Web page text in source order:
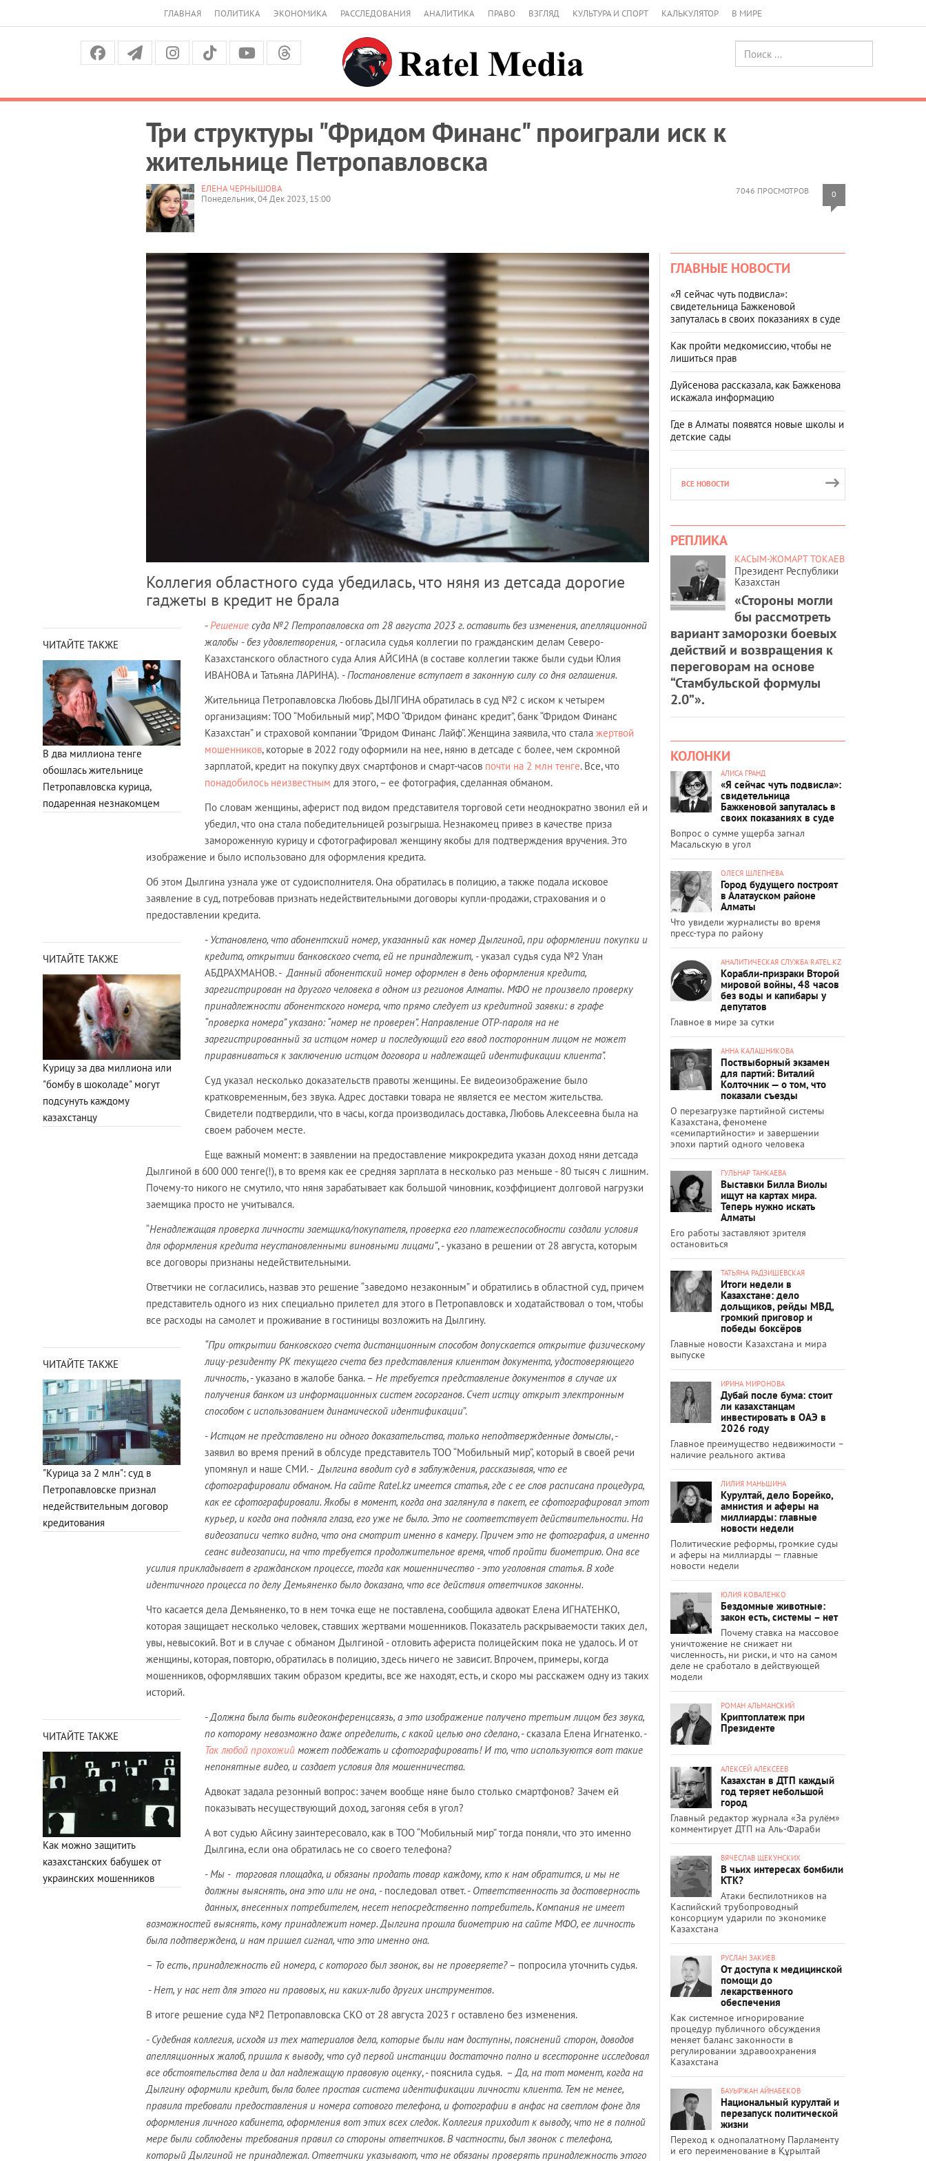
ГЛАВНАЯ ПОЛИТИКА ЭКОНОМИКА РАССЛЕДОВАНИЯ АНАЛИТИКА ПРАВО ВЗГЛЯД КУЛЬТУРА И СПОРТ КАЛЬКУЛЯТОР В МИРЕ
Три структуры "Фридом Финанс" проиграли иск к
жительнице Петропавловска
7046 ПРОСМОТРОВ 0
ЕЛЕНА ЧЕРНЫШОВА
Понедельник, 04 Дек 2023, 15:00
Коллегия областного суда убедилась, что няня из детсада дорогие
гаджеты в кредит не брала
ЧИТАЙТЕ ТАКЖЕ
В два миллиона тенге
обошлась жительнице
Петропавловска курица,
подаренная незнакомцем
-Решение суда №2 Петропавловска от 28 августа 2023 г. оставить без изменения, апелляционной
жалобы - без удовлетворения, -огласила судья коллегии по гражданским делам Северо-
Казахстанского областного суда Алия АЙСИНА (в составе коллегии также были судьи Юлия
ИВАНОВА и Татьяна ЛАРИНА). - Постановление вступает в законную силу со дня оглашения.
Жительница Петропавловска Любовь ДЫЛГИНА обратилась в суд №2 с иском к четырем
организациям: ТОО “Мобильный мир”, МФО “Фридом финанс кредит”, банк “Фридом Финанс
Казахстан” и страховой компании “Фридом Финанс Лайф”. Женщина заявила, что стала жертвой
мошенников, которые в 2022 году оформили на нее, няню в детсаде с более, чем скромной
зарплатой, кредит на покупку двух смартфонов и смарт-часов почти на 2 млн тенге. Все, что
понадобилось неизвестным для этого, – ее фотография, сделанная обманом.
По словам женщины, аферист под видом представителя торговой сети неоднократно звонил ей и
убедил, что она стала победительницей розыгрыша. Незнакомец привез в качестве приза
замороженную курицу и сфотографировал женщину якобы для подтверждения вручения. Это
изображение и было использовано для оформления кредита.
Об этом Дылгина узнала уже от судоисполнителя. Она обратилась в полицию, а также подала исковое
заявление в суд, потребовав признать недействительными договоры купли-продажи, страхования и о
предоставлении кредита.
ЧИТАЙТЕ ТАКЖЕ
Курицу за два миллиона или
"бомбу в шоколаде" могут
подсунуть каждому
казахстанцу
- Установлено, что абонентский номер, указанный как номер Дылгиной, при оформлении покупки и
кредита, открытии банковского счета, ей не принадлежит, -указал судья суда №2 Улан
АБДРАХМАНОВ. - Данный абонентский номер оформлен в день оформления кредита,
зарегистрирован на другого человека в одном из регионов Алматы. МФО не произвело проверку
принадлежности абонентского номера, что прямо следует из кредитной заявки: в графе
“проверка номера” указано: “номер не проверен”. Направление ОТР-пароля на не
зарегистрированный за истцом номер и последующий его ввод посторонним лицом не может
приравниваться к заключению истцом договора и надлежащей идентификации клиента”.
Суд указал несколько доказательств правоты женщины. Ее видеоизображение было
кратковременным, без звука. Адрес доставки товара не является ее местом жительства.
Свидетели подтвердили, что в часы, когда производилась доставка, Любовь Алексеевна была на
своем рабочем месте.
Еще важный момент: в заявлении на предоставление микрокредита указан доход няни детсада
Дылгиной в 600 000 тенге(!), в то время как ее средняя зарплата в несколько раз меньше - 80 тысяч с лишним.
Почему-то никого не смутило, что няня зарабатывает как большой чиновник, коэффициент долговой нагрузки
заемщика просто не учитывался.
“Ненадлежащая проверка личности заемщика/покупателя, проверка его платежеспособности создали условия
для оформления кредита неустановленными виновными лицами”, - указано в решении от 28 августа, которым
все договоры признаны недействительными.
Ответчики не согласились, назвав это решение “заведомо незаконным” и обратились в областной суд, причем
представитель одного из них специально прилетел для этого в Петропавловск и ходатайствовал о том, чтобы
все расходы на самолет и проживание в гостиницы возложить на Дылгину.
ЧИТАЙТЕ ТАКЖЕ
"Курица за 2 млн": суд в
Петропавловске признал
недействительным договор
кредитования
“При открытии банковского счета дистанционным способом допускается открытие физическому
лицу-резиденту РК текущего счета без представления клиентом документа, удостоверяющего
личность, - указано в жалобе банка. – Не требуется представление документов в случае их
получения банком из информационных систем госорганов. Счет истцу открыт электронным
способом с использованием динамической идентификации”.
-Истцом не представлено ни одного доказательства, только неподтвержденные домыслы, -
заявил во время прений в облсуде представитель ТОО “Мобильный мир”, который в своей речи
упомянул и наше СМИ. -Дылгина вводит суд в заблуждения, рассказывая, что ее
сфотографировали обманом. На сайте Ratel.kz имеется статья, где с ее слов расписана процедура,
как ее сфотографировали. Якобы в момент, когда она заглянула в пакет, ее сфотографировал этот
курьер, и когда она подняла глаза, его уже не было. Это не соответствует действительности. На
видеозаписи четко видно, что она смотрит именно в камеру. Причем это не фотография, а именно
сеанс видеозаписи, на что требуется продолжительное время, чтоб пройти биометрию. Она все
усилия прикладывает в гражданском процессе, тогда как мошенничество - это уголовная статья. В ходе
идентичного процесса по делу Демьяненко было доказано, что все действия ответчиков законны.
Что касается дела Демьяненко, то в нем точка еще не поставлена, сообщила адвокат Елена ИГНАТЕНКО,
которая защищает несколько человек, ставших жертвами мошенников. Показатель раскрываемости таких дел,
увы, невысокий. Вот и в случае с обманом Дылгиной - отловить афериста полицейским пока не удалось. И от
женщины, которая, повторю, обратилась в полицию, здесь ничего не зависит. Впрочем, примеры, когда
мошенников, оформлявших таким образом кредиты, все же находят, есть, и скоро мы расскажем одну из таких
историй.
ЧИТАЙТЕ ТАКЖЕ
Как можно защитить
казахстанских бабушек от
украинских мошенников
-Должна была быть видеоконференцсвязь, а это изображение получено третьим лицом без звука,
по которому невозможно даже определить, с какой целью оно сделано, - сказала Елена Игнатенко. -
Так любой прохожий может подбежать и сфотографировать! И то, что используются вот такие
непонятные видео, и создает условия для мошенничества.
Адвокат задала резонный вопрос: зачем вообще няне было столько смартфонов? Зачем ей
показывать несуществующий доход, загоняя себя в угол?
А вот судью Айсину заинтересовало, как в ТОО “Мобильный мир” тогда поняли, что это именно
Дылгина, если она обратилась не со своего телефона?
-Мы - торговая площадка, и обязаны продать товар каждому, кто к нам обратится, и мы не
должны выяснять, она это или не она, - последовал ответ. - Ответственность за достоверность
данных, внесенных потребителем, несет непосредственно потребитель.Компания не имеет
возможностей выяснять, кому принадлежит номер. Дылгина прошла биометрию на сайте МФО, ее личность
была подтверждена, и нам пришел сигнал, что это именно она.
– То есть,принадлежность ей номера, с которого был звонок, вы не проверяете?– попросила уточнить судья.
-Нет, у нас нет для этого ни правовых, ни каких-либо других инструментов.
В итоге решение суда №2 Петропавловска СКО от 28 августа 2023 г оставлено без изменения.
- Судебная коллегия, исходя из тех материалов дела, которые были нам доступны, пояснений сторон, доводов
апелляционных жалоб, пришла к выводу, что суд первой инстанции достаточно полно и всесторонне исследовал
все обстоятельства дела и дал надлежащую правовую оценку, - пояснила судья. –Да, на тот момент, когда на
Дылгину оформили кредит, была более простая система идентификации личности клиента. Тем не менее,
правила требовали предоставления и номера сотового телефона, и фотографии в анфас на светлом фоне для
оформления личного кабинета, оформления вот этих всех следок. Коллегия приходит к выводу, что не в полной
мере были соблюдены требования правил со стороны ответчиков. В частности, был звонок с телефона,
который Дылгиной не принадлежал. Ответчики указывают, что не обязаны проверять принадлежность этого
ГЛАВНЫЕ НОВОСТИ
«Я сейчас чуть подвисла»:
свидетельница Бажкеновой
запуталась в своих показаниях в суде
Как пройти медкомиссию, чтобы не
лишиться прав
Дуйсенова рассказала, как Бажкенова
искажала информацию
Где в Алматы появятся новые школы и
детские сады
ВСЕ НОВОСТИ
РЕПЛИКА
КАСЫМ-ЖОМАРТ ТОКАЕВ
Президент Республики
Казахстан
«Стороны могли
бы рассмотреть
вариант заморозки боевых
действий и возвращения к
переговорам на основе
“Стамбульской формулы
2.0”».
КОЛОНКИ
АЛИСА ГРАНД
«Я сейчас чуть подвисла»:
свидетельница
Бажкеновой запуталась в
своих показаниях в суде
Вопрос о сумме ущерба загнал
Масальскую в угол
ОЛЕСЯ ШЛЕПНЕВА
Город будущего построят
в Алатауском районе
Алматы
Что увидели журналисты во время
пресс-тура по району
АНАЛИТИЧЕСКАЯ СЛУЖБА RATEL.KZ
Корабли-призраки Второй
мировой войны, 48 часов
без воды и капибары у
депутатов
Главное в мире за сутки
АННА КАЛАШНИКОВА
Поствыборный экзамен
для партий: Виталий
Колточник — о том, что
показали съезды
О перезагрузке партийной системы
Казахстана, феномене
«семипартийности» и завершении
эпохи партий одного человека
ГУЛЬНАР ТАНКАЕВА
Выставки Билла Виолы
ищут на картах мира.
Теперь нужно искать
Алматы
Его работы заставляют зрителя
остановиться
ТАТЬЯНА РАДЗИШЕВСКАЯ
Итоги недели в
Казахстане: дело
дольщиков, рейды МВД,
громкий приговор и
победы боксёров
Главные новости Казахстана и мира
выпуске
ИРИНА МИРОНОВА
Дубай после бума: стоит
ли казахстанцам
инвестировать в ОАЭ в
2026 году
Главное преимущество недвижимости –
наличие реального актива
ЛИЛИЯ МАНЬШИНА
Курултай, дело Борейко,
амнистия и аферы на
миллиарды: главные
новости недели
Политические реформы, громкие суды
и аферы на миллиарды — главные
новости недели
ЮЛИЯ КОВАЛЕНКО
Бездомные животные:
закон есть, системы – нет
Почему ставка на массовое
уничтожение не снижает ни
численность, ни риски, и что на самом
деле не сработало в действующей
модели
РОМАН АЛЬМАНСКИЙ
Криптоплатеж при
Президенте
АЛЕКСЕЙ АЛЕКСЕЕВ
Казахстан в ДТП каждый
год теряет небольшой
город
Главный редактор журнала «За рулём»
комментирует ДТП на Аль-Фараби
ВЯЧЕСЛАВ ЩЕКУНСКИХ
В чьих интересах бомбили
КТК?
Атаки беспилотников на
Каспийский трубопроводный
консорциум ударили по экономике
Казахстана
РУСЛАН ЗАКИЕВ
От доступа к медицинской
помощи до
лекарственного
обеспечения
Как системное игнорирование
процедур публичного обсуждения
меняет баланс законности в
регулировании здравоохранения
Казахстана
БАУЫРЖАН АЙНАБЕКОВ
Национальный курултай и
перезапуск политической
жизни
Переход к однопалатному Парламенту
и его переименование в Құрылтай